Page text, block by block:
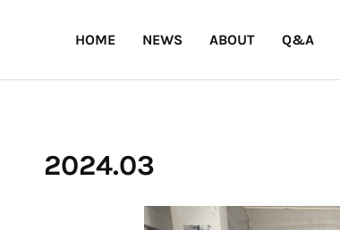
HOME NEWS ABOUT Q&A
2024.03